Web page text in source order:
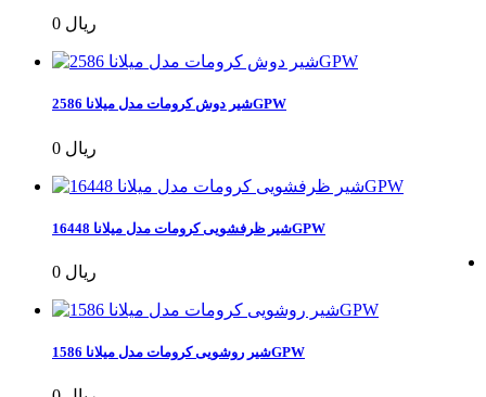
0 ریال
شیر دوش کرومات مدل میلانا 2586GPW
0 ریال
شیر ظرفشویی کرومات مدل میلانا 16448GPW
0 ریال
شیر روشویی کرومات مدل میلانا 1586GPW